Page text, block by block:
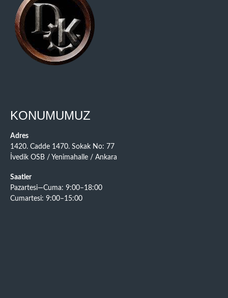
KONUMUMUZ
Adres
1420. Cadde 1470. Sokak No: 77
İvedik OSB / Yenimahalle / Ankara
Saatler
Pazartesi—Cuma: 9:00–18:00
Cumartesi: 9:00–15:00